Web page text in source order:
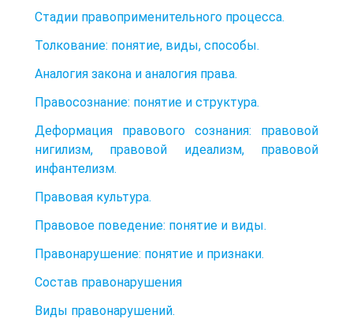
Стадии правоприменительного процесса.
Толкование: понятие, виды, способы.
Аналогия закона и аналогия права.
Правосознание: понятие и структура.
Деформация правового сознания: правовой
нигилизм, правовой идеализм, правовой
инфантелизм.
Правовая культура.
Правовое поведение: понятие и виды.
Правонарушение: понятие и признаки.
Состав правонарушения
Виды правонарушений.